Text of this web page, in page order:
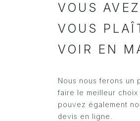
VOUS
VOUS
VOIR EN
Nous nous ferons un
faire le meilleur
pouvez également
devis en ligne.